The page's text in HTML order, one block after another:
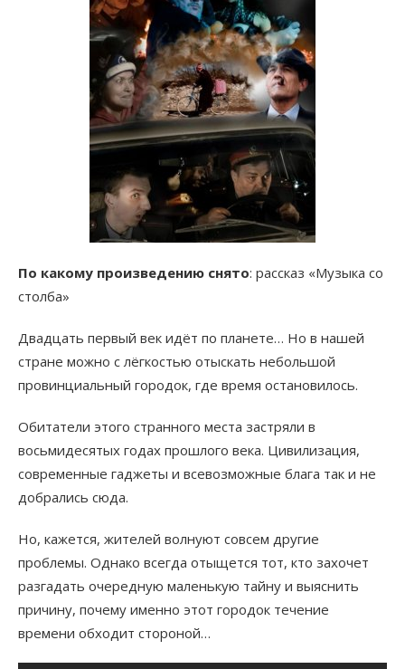
По какому произведению снято: рассказ «Музыка со
столба»
Двадцать первый век идёт по планете… Но в нашей
стране можно с лёгкостью отыскать небольшой
провинциальный городок, где время остановилось.
Обитатели этого странного места застряли в
восьмидесятых годах прошлого века. Цивилизация,
современные гаджеты и всевозможные блага так и не
добрались сюда.
Но, кажется, жителей волнуют совсем другие
проблемы. Однако всегда отыщется тот, кто захочет
разгадать очередную маленькую тайну и выяснить
причину, почему именно этот городок течение
времени обходит стороной…